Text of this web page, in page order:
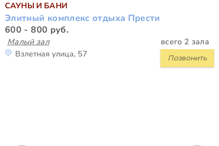
САУНЫ И БАНИ
Элитный комплекс отдыха Прести
600 - 800 руб.
Малый зал всего 2 зала
Позвонить
Взлетная улица, 57